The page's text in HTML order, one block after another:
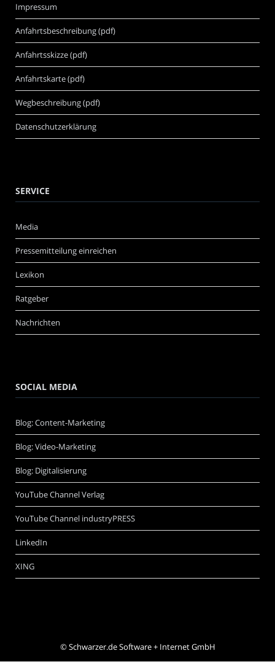
Impressum
Anfahrtsbeschreibung (pdf)
Anfahrtsskizze (pdf)
Anfahrtskarte (pdf)
Wegbeschreibung (pdf)
Datenschutzerklärung
SERVICE
Media
Pressemitteilung einreichen
Lexikon
Ratgeber
Nachrichten
SOCIAL MEDIA
Blog: Content-Marketing
Blog: Video-Marketing
Blog: Digitalisierung
YouTube Channel Verlag
YouTube Channel industryPRESS
LinkedIn
XING
©Schwarzer.de Software + Internet GmbH